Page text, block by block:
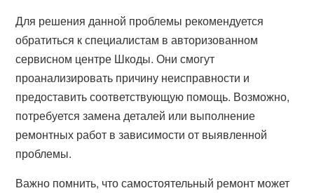
Для решения данной проблемы рекомендуется
обратиться к специалистам в авторизованном
сервисном центре Шкоды. Они смогут
проанализировать причину неисправности и
предоставить соответствующую помощь. Возможно,
потребуется замена деталей или выполнение
ремонтных работ в зависимости от выявленной
проблемы.
Важно помнить, что самостоятельный ремонт может